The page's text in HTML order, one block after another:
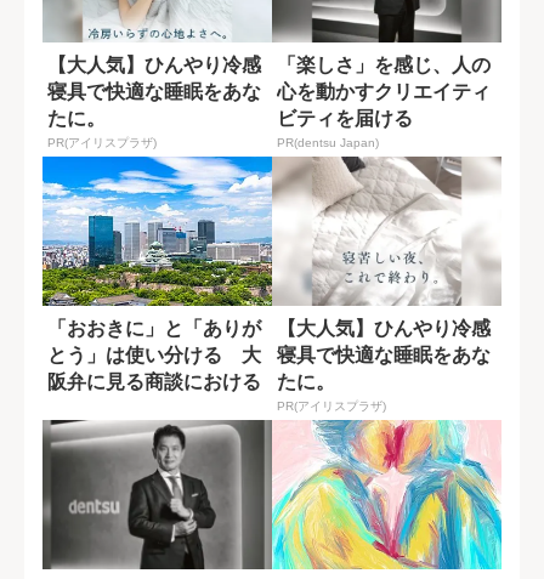
【大人気】ひんやり冷感
寝具で快適な睡眠をあな
たに。
PR(アイリスプラザ)
「楽しさ」を感じ、人の
心を動かすクリエイティ
ビティを届ける
PR(dentsu Japan)
「おおきに」と「ありが
とう」は使い分ける 大
阪弁に見る商談における
【大人気】ひんやり冷感
寝具で快適な睡眠をあな
たに。
PR(アイリスプラザ)